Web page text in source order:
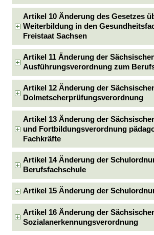
Artikel 10 Änderung des Gesetzes
Weiterbildung in den
Freistaat Sachsen
Artikel 11 Änderung der
Ausführungsverordnung zum
Artikel 12 Änderung der
Dolmetscherprüfungsverordnung
Artikel 13 Änderung der
und Fortbildungsverordnung
Fachkräfte
Artikel 14 Änderung der
Berufsfachschule
Artikel 15 Änderung der
Artikel 16 Änderung der
Sozialanerkennungsverordnung